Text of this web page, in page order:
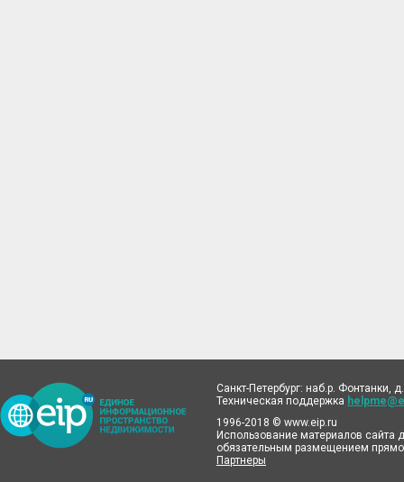
Санкт-Петербург: наб.р. Фонтанки,
Техническая поддержка
1996-2018 © www.eip.ru
Использование материалов сайта
обязательным размещением
Партнеры